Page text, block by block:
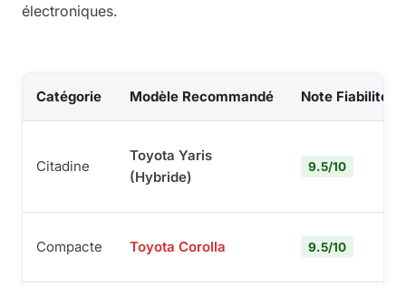
électroniques.
Catégorie Modèle Recommandé Note Fiabilité
Citadine
Toyota Yaris
(Hybride)
9.5/10
Compacte Toyota Corolla 9.5/10